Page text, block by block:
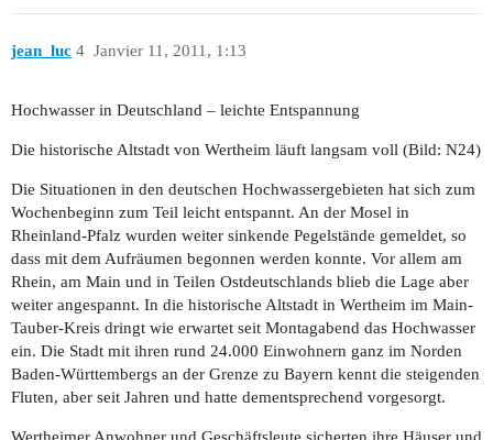
jean_luc Janvier 11, 2011, 1:13
4
Hochwasser in Deutschland – leichte Entspannung
Die historische Altstadt von Wertheim läuft langsam voll (Bild: N24)
Die Situationen in den deutschen Hochwassergebieten hat sich zum
Wochenbeginn zum Teil leicht entspannt. An der Mosel in
Rheinland-Pfalz wurden weiter sinkende Pegelstände gemeldet, so
dass mit dem Aufräumen begonnen werden konnte. Vor allem am
Rhein, am Main und in Teilen Ostdeutschlands blieb die Lage aber
weiter angespannt. In die historische Altstadt in Wertheim im Main-
Tauber-Kreis dringt wie erwartet seit Montagabend das Hochwasser
ein. Die Stadt mit ihren rund 24.000 Einwohnern ganz im Norden
Baden-Württembergs an der Grenze zu Bayern kennt die steigenden
Fluten, aber seit Jahren und hatte dementsprechend vorgesorgt.